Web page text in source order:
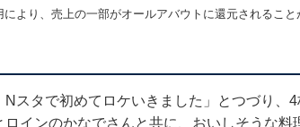
より、売上の一部がオールアバウトに還元されること
スタで初めてロケいきました」とつづり、4
インのかなでさんと共に、おいしそうな料